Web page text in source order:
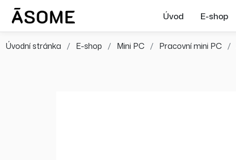
Úvod E-shop
Úvodní stránka E-shop Mini PC Pracovní mini PC